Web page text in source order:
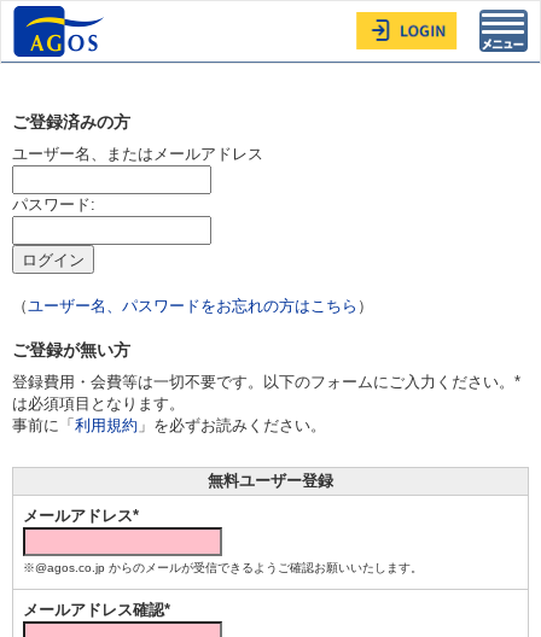
ご登録済みの方
ユーザー名、またはメールアドレス
パスワード:
（ユーザー名、パスワードをお忘れの方はこちら ）
ご登録が無い方
登録費用・会費等は一切不要です。以下のフォームにご入力ください。*
は必須項目となります。
事前に「 利用規約 」を必ずお読みください。
無料ユーザー登録
メールアドレス*
※@agos.co.jp からのメールが受信できるようご確認お願いいたします。
メールアドレス確認*